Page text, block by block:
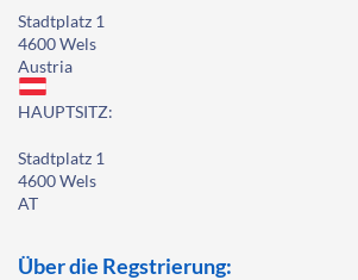
Stadtplatz 1
4600 Wels
Austria
HAUPTSITZ:
Stadtplatz 1
4600 Wels
AT
Über die Regstrierung: